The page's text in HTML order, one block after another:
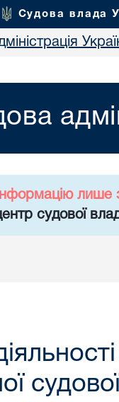
Судова влада
лише
судової
судової